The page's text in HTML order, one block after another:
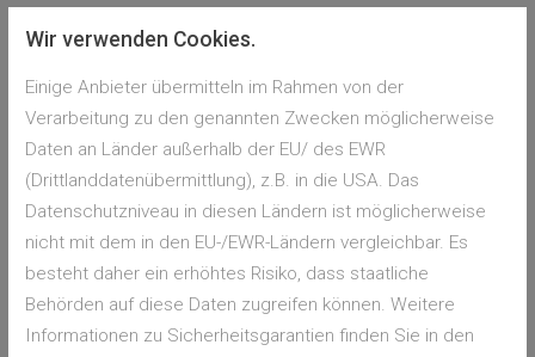
HINWEIS
fernzuhalten. Sie bieten nicht nur Schutz vor Bissen, sondern
auch den Komfort, Fenster und Türen geöffnet lassen zu
können, ohne sich um ungebetene Gäste sorgen zu müssen.
Wir verwenden Cookies.
Einige Anbieter übermitteln im Rahmen von der
Verarbeitung zu den genannten Zwecken möglicherweise
Daten an Länder außerhalb der EU/ des EWR
(Drittlanddatenübermittlung), z.B. in die USA. Das
Datenschutzniveau in diesen Ländern ist möglicherweise
nicht mit dem in den EU-/EWR-Ländern vergleichbar. Es
besteht daher ein erhöhtes Risiko, dass staatliche
Behörden auf diese Daten zugreifen können. Weitere
Informationen zu Sicherheitsgarantien finden Sie in den